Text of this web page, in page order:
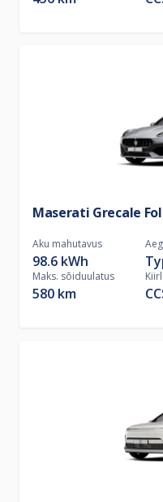
Maserati Grecale
Aku mahutavus
98.6 kWh
Maks. sõiduulatus
580 km